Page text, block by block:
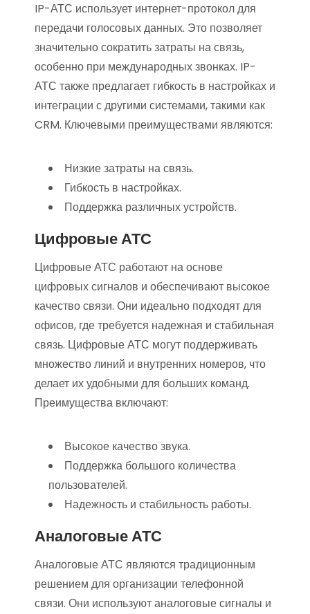
IP-АТС использует интернет-протокол для
передачи голосовых данных. Это позволяет
значительно сократить затраты на связь,
особенно при международных звонках. IP-
АТС также предлагает гибкость в настройках и
интеграции с другими системами, такими как
CRM. Ключевыми преимуществами являются:
Низкие затраты на связь.
Гибкость в настройках.
Поддержка различных устройств.
Цифровые АТС
Цифровые АТС работают на основе
цифровых сигналов и обеспечивают высокое
качество связи. Они идеально подходят для
офисов, где требуется надежная и стабильная
связь. Цифровые АТС могут поддерживать
множество линий и внутренних номеров, что
делает их удобными для больших команд.
Преимущества включают:
Высокое качество звука.
Поддержка большого количества
пользователей.
Надежность и стабильность работы.
Аналоговые АТС
Аналоговые АТС являются традиционным
решением для организации телефонной
связи. Они используют аналоговые сигналы и